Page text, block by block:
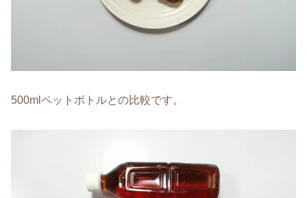
500mlペットボトルとの比較です。